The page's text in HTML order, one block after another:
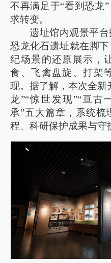
不再满足于“看到恐龙
求转变。
遗址馆内观景平台
恐龙化石遗址就在脚
纪场景的还原展示，
食、飞禽盘旋、打架
现。据了解，本次全新
龙”“惊世发现”“亘古
承”五大篇章，系统梳
程、科研保护成果与守